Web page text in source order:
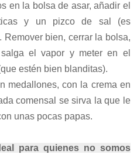
en la bolsa de asar, añadir el
y un pizco de sal (es
Remover bien, cerrar la bolsa,
el vapor y meter en el
estén bien blanditas).
medallones, con la crema en
comensal se sirva la que le
unas pocas papas.
para quienes no somos